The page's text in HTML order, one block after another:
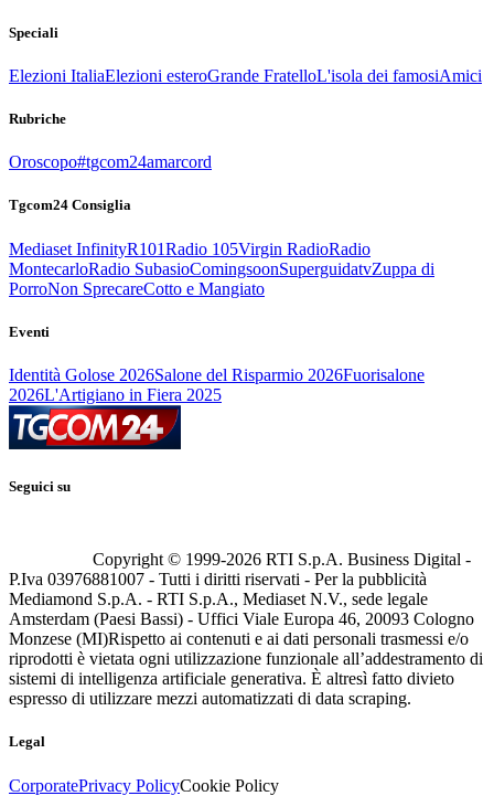
Speciali
Elezioni ItaliaElezioni esteroGrande FratelloL'isola dei famosiAmici
Rubriche
Oroscopo#tgcom24amarcord
Tgcom24 Consiglia
Mediaset InfinityR101Radio 105Virgin RadioRadio
MontecarloRadio SubasioComingsoonSuperguidatvZuppa di
PorroNon SprecareCotto e Mangiato
Eventi
Identità Golose 2026Salone del Risparmio 2026Fuorisalone
2026L'Artigiano in Fiera 2025
Seguici su
Copyright © 1999-2026 RTI S.p.A. Business Digital -
P.Iva 03976881007 - Tutti i diritti riservati - Per la pubblicità
Mediamond S.p.A. - RTI S.p.A., Mediaset N.V., sede legale
Amsterdam (Paesi Bassi) - Uffici Viale Europa 46, 20093 Cologno
Monzese (MI)Rispetto ai contenuti e ai dati personali trasmessi e/o
riprodotti è vietata ogni utilizzazione funzionale all’addestramento di
sistemi di intelligenza artificiale generativa. È altresì fatto divieto
espresso di utilizzare mezzi automatizzati di data scraping.
Legal
CorporatePrivacy PolicyCookie Policy